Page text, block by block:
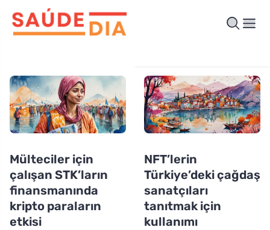
Mülteciler için
çalışan STK’ların
finansmanında
kripto paraların
etkisi
NFT’lerin
Türkiye’deki çağdaş
sanatçıları
tanıtmak için
kullanımı